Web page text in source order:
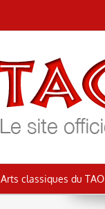
Arts classiques du TAO